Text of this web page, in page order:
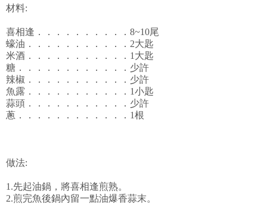
材料:
喜相逢．．．．．．．．．．8~10尾
蠔油．．．．．．．．．．．2大匙
米酒．．．．．．．．．．．1大匙
糖．．．．．．．．．．．．少許
辣椒．．．．．．．．．．．少許
魚露．．．．．．．．．．．1小匙
蒜頭．．．．．．．．．．．少許
蔥．．．．．．．．．．．．1根
做法:
1.先起油鍋，將喜相逢煎熟。
2.煎完魚後鍋內留一點油爆香蒜末。